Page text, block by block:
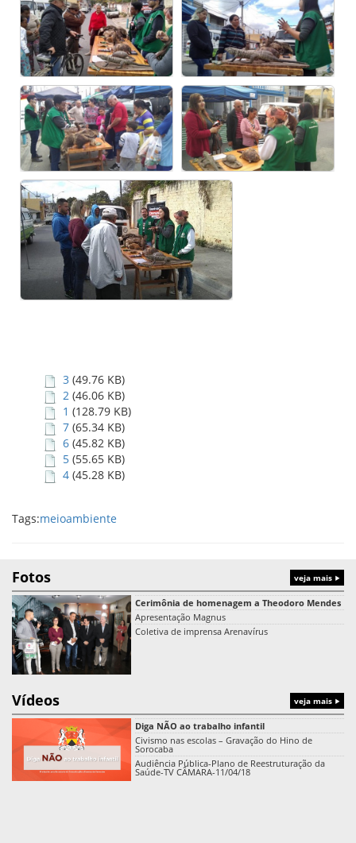
3 (49.76 KB)
2 (46.06 KB)
1 (128.79 KB)
7 (65.34 KB)
6 (45.82 KB)
5 (55.65 KB)
4 (45.28 KB)
Tags:meioambiente
Fotos veja mais
Cerimônia de homenagem a Theodoro Mendes
Apresentação Magnus
Coletiva de imprensa Arenavírus
Vídeos veja mais
Diga NÃO ao trabalho infantil
Civismo nas escolas – Gravação do Hino de
Sorocaba
Audiência Pública-Plano de Reestruturação da
Saúde-TV CÂMARA-11/04/18